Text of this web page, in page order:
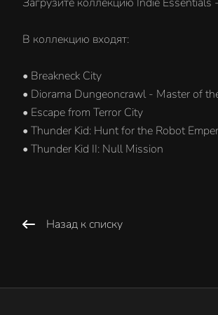
В коллекцию входят:
• Breakneck City
• Diorama Dungeoncrawl - Master of
• Escape from Terror City
• Thunder Kid: Hunt for the Robot
• Thunder Kid II: Null Mission
Назад к списку